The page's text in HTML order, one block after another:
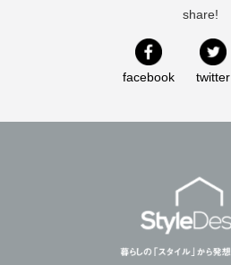
share!
facebook twitter